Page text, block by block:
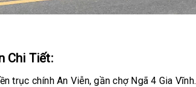
Chi Tiết:
trục chính An Viễn, gần chợ Ngã 4 Gia Vĩnh.